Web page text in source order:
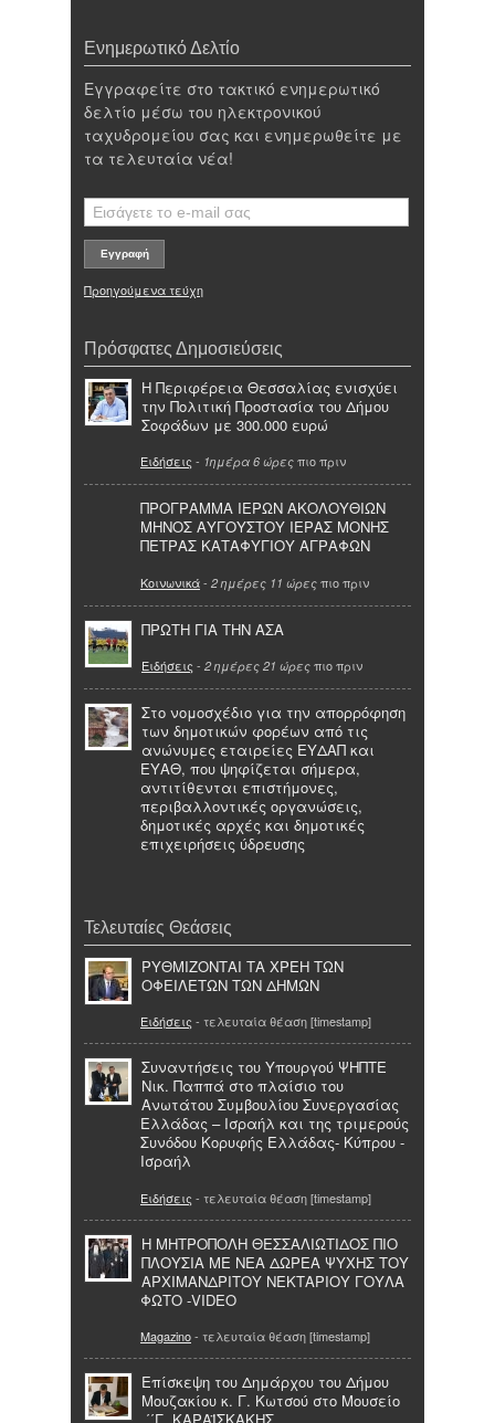
Ενημερωτικό Δελτίο
Εγγραφείτε στο τακτικό ενημερωτικό
δελτίο μέσω του ηλεκτρονικού
ταχυδρομείου σας και ενημερωθείτε με
τα τελευταία νέα!
Προηγούμενα τεύχη
Πρόσφατες Δημοσιεύσεις
Η Περιφέρεια Θεσσαλίας ενισχύει
την Πολιτική Προστασία του Δήμου
Σοφάδων με 300.000 ευρώ
Ειδήσεις - 1ημέρα 6 ώρες πιο πριν
ΠΡΟΓΡΑΜΜΑ ΙΕΡΩΝ ΑΚΟΛΟΥΘΙΩΝ
ΜΗΝΟΣ ΑΥΓΟΥΣΤΟΥ ΙΕΡΑΣ ΜΟΝΗΣ
ΠΕΤΡΑΣ ΚΑΤΑΦΥΓΙΟΥ ΑΓΡΑΦΩΝ
Κοινωνικά- 2 ημέρες 11 ώρες πιο πριν
ΠΡΩΤΗ ΓΙΑ ΤΗΝ ΑΣΑ
Ειδήσεις - 2 ημέρες 21 ώρες πιο πριν
Στο νομοσχέδιο για την απορρόφηση
των δημοτικών φορέων από τις
ανώνυμες εταιρείες ΕΥΔΑΠ και
ΕΥΑΘ, που ψηφίζεται σήμερα,
αντιτίθενται επιστήμονες,
περιβαλλοντικές οργανώσεις,
δημοτικές αρχές και δημοτικές
επιχειρήσεις ύδρευσης
Τελευταίες Θεάσεις
ΡΥΘΜΙΖΟΝΤΑΙ ΤΑ ΧΡΕΗ ΤΩΝ
ΟΦΕΙΛΕΤΩΝ ΤΩΝ ΔΗΜΩΝ
Ειδήσεις - τελευταία θέαση [timestamp]
Συναντήσεις του Υπουργού ΨΗΠΤΕ
Νικ. Παππά στο πλαίσιο του
Ανωτάτου Συμβουλίου Συνεργασίας
Ελλάδας – Ισραήλ και της τριμερούς
Συνόδου Κορυφής Ελλάδας- Κύπρου -
Ισραήλ
Ειδήσεις - τελευταία θέαση [timestamp]
Η ΜΗΤΡΟΠΟΛΗ ΘΕΣΣΑΛΙΩΤΙΔΟΣ ΠΙΟ
ΠΛΟΥΣΙΑ ΜΕ ΝΕΑ ΔΩΡΕΑ ΨΥΧΗΣ ΤΟΥ
ΑΡΧΙΜΑΝΔΡΙΤΟΥ ΝΕΚΤΑΡΙΟΥ ΓΟΥΛΑ
ΦΩΤΟ -VIDEO
Magazino- τελευταία θέαση [timestamp]
Επίσκεψη του Δημάρχου του Δήμου
Μουζακίου κ. Γ. Κωτσού στο Μουσείο